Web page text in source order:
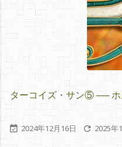
ターコイズ・サン⑤ ──
 2024年12月16日  2025年